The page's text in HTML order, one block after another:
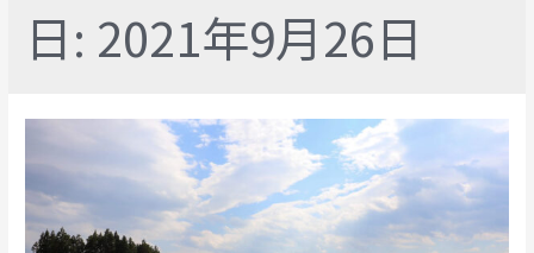
日: 2021年9月26日